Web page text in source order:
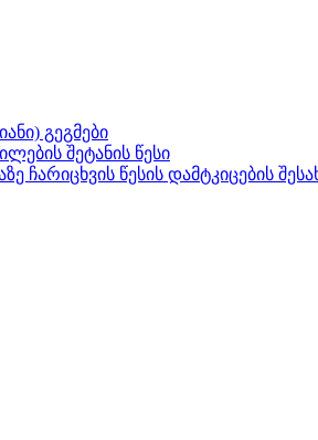
გეგმები
შეტანის წესი
წესის დამტკიცების